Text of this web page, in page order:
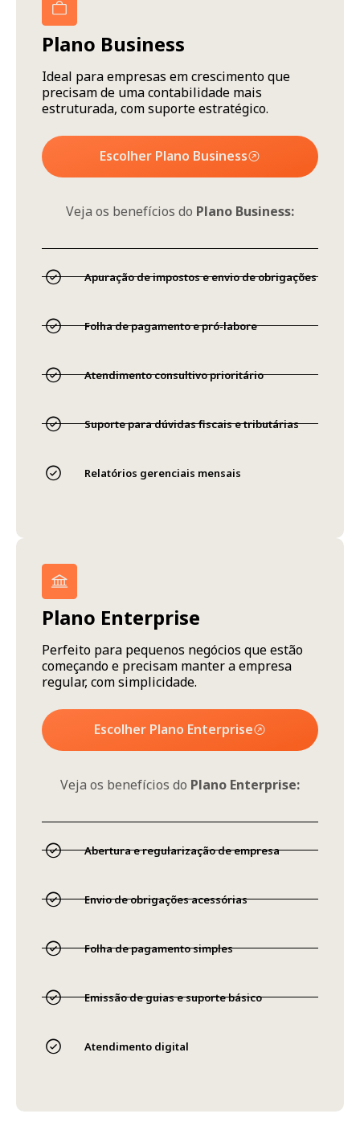
Plano Business
Ideal para empresas em crescimento que
precisam de uma contabilidade mais
estruturada, com suporte estratégico.
Escolher Plano Business
Veja os benefícios do Plano Business:
Apuração de impostos e envio de obrigações
Folha de pagamento e pró-labore
Atendimento consultivo prioritário
Suporte para dúvidas fiscais e tributárias
Relatórios gerenciais mensais
Plano Enterprise
Perfeito para pequenos negócios que estão
começando e precisam manter a empresa
regular, com simplicidade.
Escolher Plano Enterprise
Veja os benefícios do Plano Enterprise:
Abertura e regularização de empresa
Envio de obrigações acessórias
Folha de pagamento simples
Emissão de guias e suporte básico
Atendimento digital